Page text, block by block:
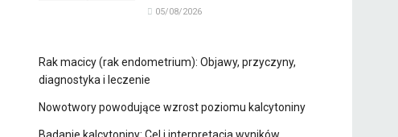
05/08/2026
Rak macicy (rak endometrium): Objawy, przyczyny,
diagnostyka i leczenie
Nowotwory powodujące wzrost poziomu kalcytoniny